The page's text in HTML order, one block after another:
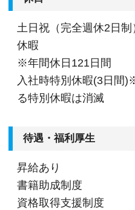
土日祝（完全週休2日
休暇
※年間休日121日間
入社時特別休暇(3日間
る特別休暇は消滅
待遇・福利厚生
昇給あり
書籍助成制度
資格取得支援制度